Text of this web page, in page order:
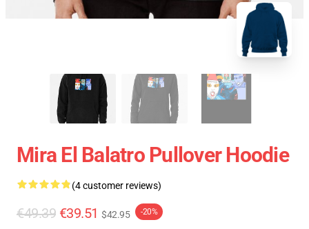
Mira El Balatro Pullover Hoodie
(4 customer reviews)
€49.39 €39.51 $42.95 -20%